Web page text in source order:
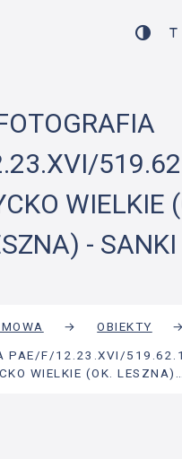
WIELKIE
- SANKI
→ OBIEKTY
→
PAE/F/12.23.XVI/
WIELKIE (OK. LESZNA)…